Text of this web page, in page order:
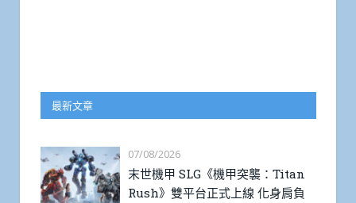
最新文章
07/08/2026
末世機甲 SLG《機甲突襲：Titan
Rush》雙平台正式上線 化身肩負